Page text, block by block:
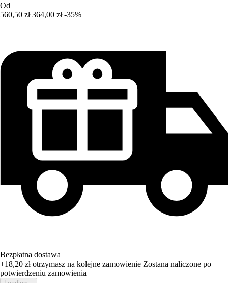
Od
560,50 zł 364,00 zł -35%
Bezpłatna dostawa
+18,20 złotrzymasz na kolejne zamowienie Zostana naliczone po
potwierdzeniu zamowienia